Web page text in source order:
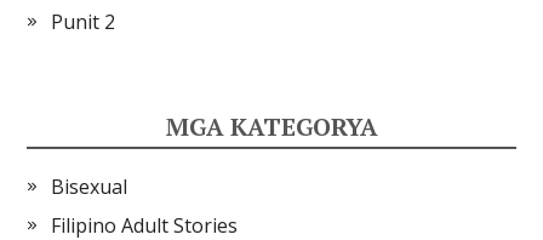
Punit 2
MGA KATEGORYA
Bisexual
Filipino Adult Stories